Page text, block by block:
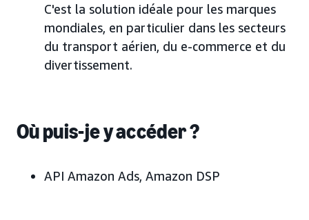
C'est la solution idéale pour les marques
mondiales, en particulier dans les secteurs
du transport aérien, du e-commerce et du
divertissement.
Où puis-je y accéder ?
API Amazon Ads, Amazon DSP